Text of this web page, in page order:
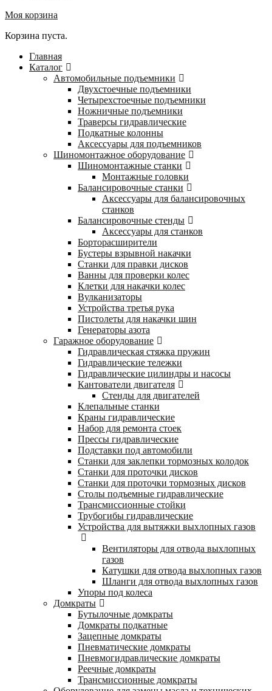
Моя корзина
Корзина пуста.
Главная
Каталог
Автомобильные подъемники
Двухстоечные подъемники
Четырехстоечные подъемники
Ножничные подъемники
Траверсы гидравлические
Подкатные колонны
Аксессуары для подъемников
Шиномонтажное оборудование
Шиномонтажные станки
Монтажные головки
Балансировочные станки
Аксессуары для балансировочных
станков
Балансировочные стенды
Аксессуары для станков
Борторасширители
Бустеры взрывной накачки
Станки для правки дисков
Ванны для проверки колес
Клетки для накачки колес
Вулканизаторы
Устройства третья рука
Пистолеты для накачки шин
Генераторы азота
Гаражное оборудование
Гидравлическая стяжка пружин
Гидравлические тележки
Гидравлические цилиндры и насосы
Кантователи двигателя
Стенды для двигателей
Клепальные станки
Краны гидравлические
Набор для ремонта стоек
Прессы гидравлические
Подставки под автомобили
Станки для заклепки тормозных колодок
Станки для проточки дисков
Станки для проточки тормозных дисков
Столы подъемные гидравлические
Трансмиссионные стойки
Трубогибы гидравлические
Устройства для вытяжки выхлопных газов
Вентиляторы для отвода выхлопных
газов
Катушки для отвода выхлопных газов
Шланги для отвода выхлопных газов
Упоры под колеса
Домкраты
Бутылочные домкраты
Домкраты подкатные
Зацепные домкраты
Пневматические домкраты
Пневмогидравлические домкраты
Реечные домкраты
Трансмиссионные домкраты